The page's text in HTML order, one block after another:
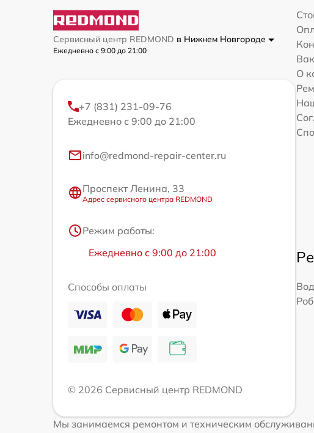
Сервисный центр REDMOND в Нижнем Новгороде
Ежедневно с 9:00 до 21:00
+7 (831) 231-09-76
Ежедневно с 9:00 до 21:00
info@redmond-repair-center.ru
Проспект Ленина, 33
Адрес сервисного центра REDMOND
Режим работы:
Ежедневно с 9:00 до 21:00
Способы оплаты
© 2026 Сервисный центр REDMOND
О
Мы занимаемся ремонтом и техническим